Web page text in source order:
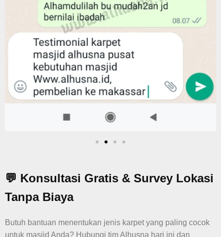
💬 Konsultasi Gratis & Survey Lokasi
Tanpa Biaya
Butuh bantuan menentukan jenis karpet yang paling cocok
untuk masjid Anda? Hubungi tim Alhusna hari ini dan